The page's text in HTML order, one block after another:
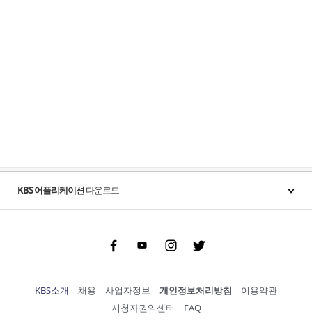
KBS 어플리케이션다운로드
FacebookYoutubeInstgram Twitter
KBS소개 채용 사업자정보 개인정보처리방침
이용약관
시청자권익센터
FAQ